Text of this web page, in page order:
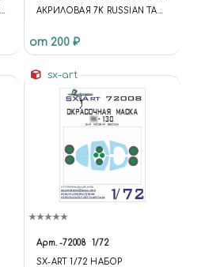
АКРИЛОВАЯ 7K RUSSIAN TAN
от 200 ₽
sx-art
Арт. -72008 1/72
SX-ART 1/72 НАБОР